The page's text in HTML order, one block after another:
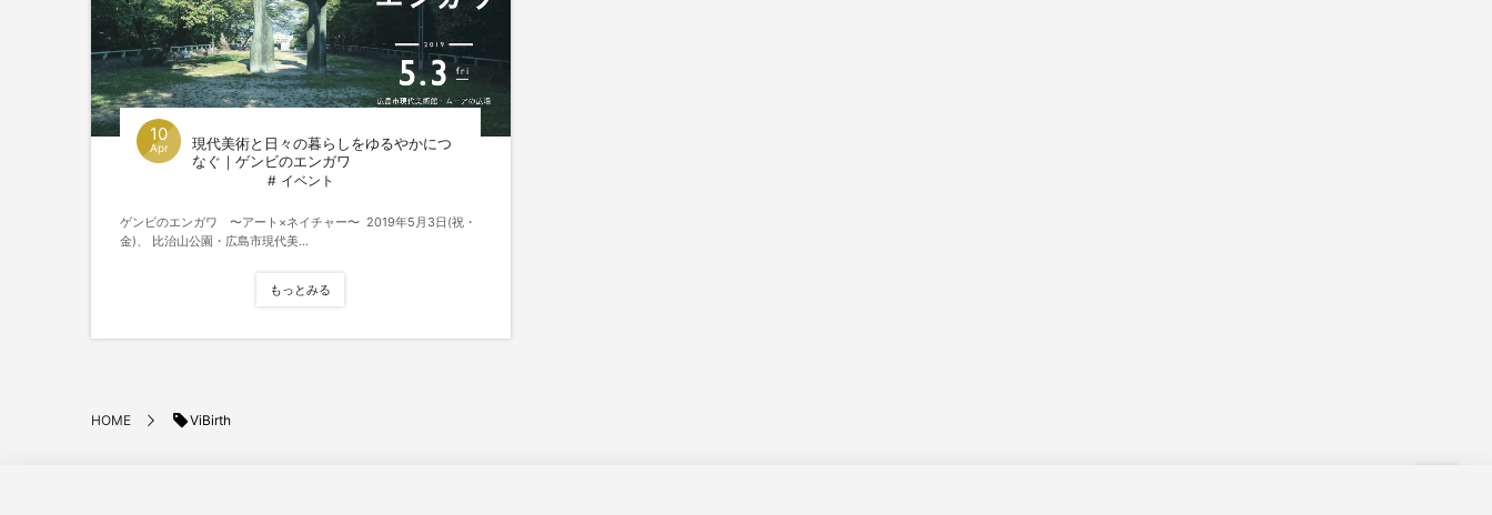
10
Apr
現代美術と日々の暮らしをゆるやかにつ
なぐ｜ゲンビのエンガワ
イベント
ゲンビのエンガワ 〜アート×ネイチャー〜 2019年5月3日(祝・
金)、 比治山公園・広島市現代美...
もっとみる
HOME ViBirth